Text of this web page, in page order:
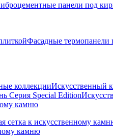
панели под
Фасадные термопанели
коллекцииИскусственный
Серия Special Edition
камню
сетка к искусственному
камню